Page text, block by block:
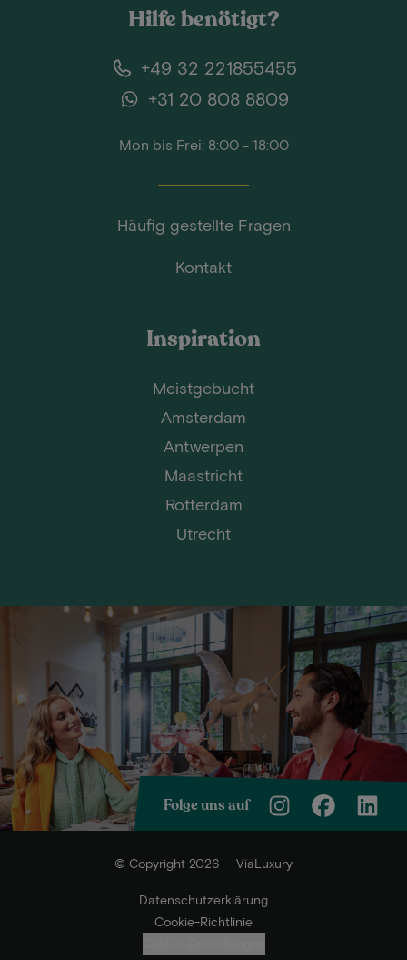
Hilfe benötigt?
+49 32 221855455
+31 20 808 8809
Mon bis Frei: 8:00 - 18:00
Häufig gestellte Fragen
Kontakt
Inspiration
Meistgebucht
Amsterdam
Antwerpen
Maastricht
Rotterdam
Utrecht
Folge uns auf
© Copyright 2026 — ViaLuxury
Datenschutzerklärung
Cookie-Richtlinie